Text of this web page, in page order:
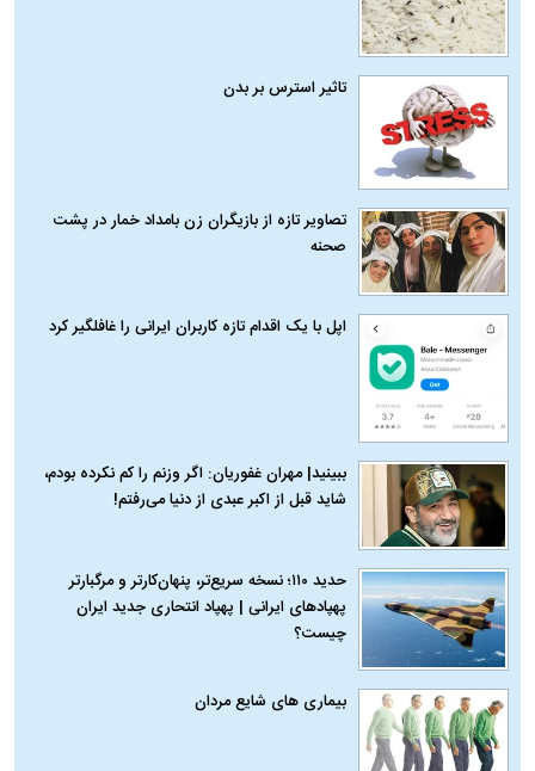
تاثیر استرس بر بدن
تصاویر تازه از بازیگران زن بامداد خمار در پشت
صحنه
اپل با یک اقدام تازه کاربران ایرانی را غافلگیر کرد
ببینید| مهران غفوریان: اگر وزنم را کم نکرده بودم،
شاید قبل از اکبر عبدی از دنیا می‌رفتم!
حدید ۱۱۰؛ نسخه سریع‌تر، پنهان‌کارتر و مرگبارتر
پهپادهای ایرانی | پهپاد انتحاری جدید ایران
چیست؟
بیماری‌ های شایع مردان